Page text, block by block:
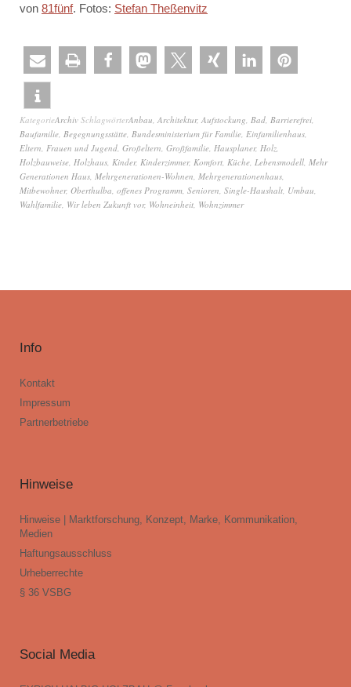
von 81fünf. Fotos: Stefan Theßenvitz
KategorieArchiv SchlagwörterAnbau, Architektur, Aufstockung, Bad, Barrierefrei,
Baufamilie, Begegnungsstätte, Bundesministerium für Familie, Einfamilienhaus,
Eltern, Frauen und Jugend, Großeltern, Großfamilie, Hausplaner, Holz,
Holzbauweise, Holzhaus, Kinder, Kinderzimmer, Komfort, Küche, Lebensmodell, Mehr
Generationen Haus, Mehrgenerationen-Wohnen, Mehrgenerationenhaus,
Mitbewohner, Oberthulba, offenes Programm, Senioren, Single-Haushalt, Umbau,
Wahlfamilie, Wir leben Zukunft vor, Wohneinheit, Wohnzimmer
Info
Kontakt
Impressum
Partnerbetriebe
Hinweise
Hinweise | Marktforschung, Konzept, Marke, Kommunikation,
Medien
Haftungsausschluss
Urheberrechte
§ 36 VSBG
Social Media